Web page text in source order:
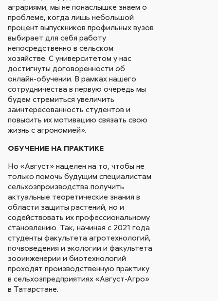
аграриями, мы не понаслышке знаем о
проблеме, когда лишь небольшой
процент выпускников профильных вузов
выбирает для себя работу
непосредственно в сельском
хозяйстве. С университетом у нас
достигнуты договоренности об
онлайн-обучении. В рамках нашего
сотрудничества в первую очередь мы
будем стремиться увеличить
заинтересованность студентов и
повысить их мотивацию связать свою
жизнь с агрономией».
ОБУЧЕНИЕ НА ПРАКТИКЕ
Но «Август» нацелен на то, чтобы не
только помочь будущим специалистам
сельхозпроизводства получить
актуальные теоретические знания в
области защиты растений, но и
содействовать их профессиональному
становлению. Так, начиная с 2021 года
студенты факультета агротехнологий,
почвоведения и экологии и факультета
зооинженерии и биотехнологий
проходят производственную практику
в сельхозпредприятиях «Август-Агро»
в Татарстане.